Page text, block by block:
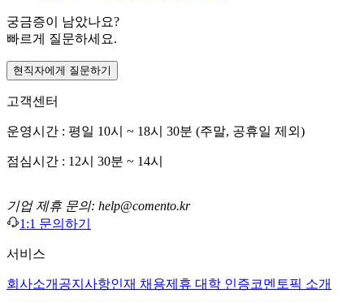
궁금증이 남았나요?
빠르게 질문하세요.
현직자에게 질문하기
고객센터
운영시간 : 평일 10시 ~ 18시 30분 (주말, 공휴일 제외)
점심시간 : 12시 30분 ~ 14시
기업 제휴 문의: help@comento.kr
1:1 문의하기
서비스
회사소개 공지사항인재 채용제휴 대학 인증코멘토픽 소개